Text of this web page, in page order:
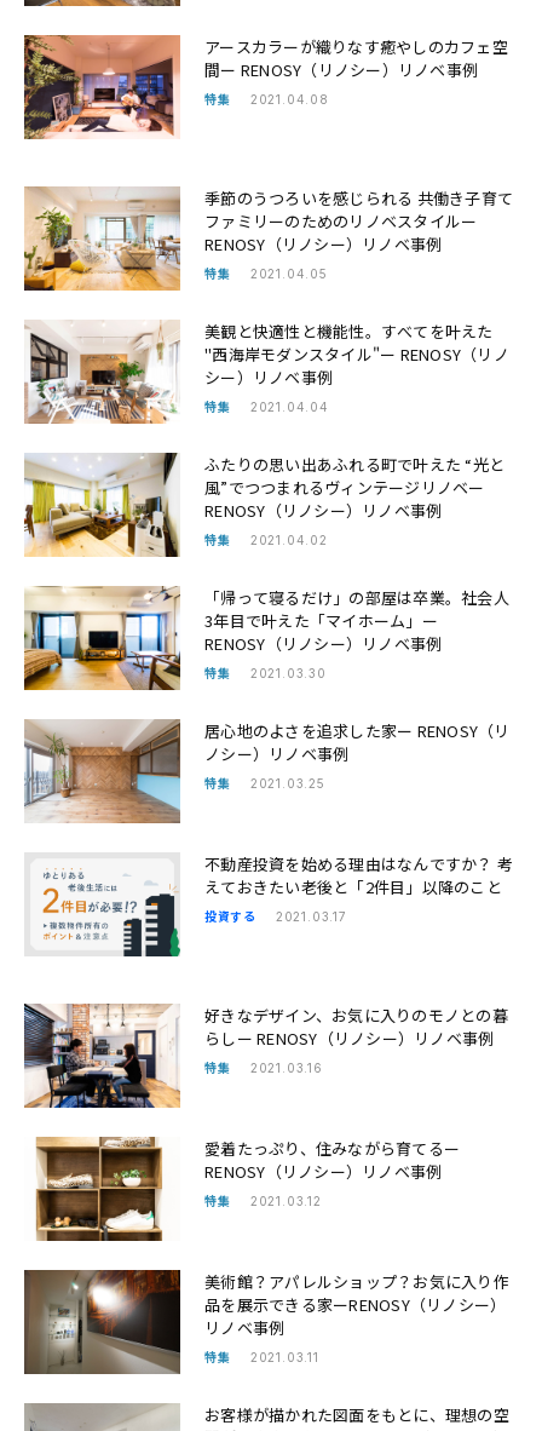
アースカラーが織りなす癒やしのカフェ空
間ー RENOSY（リノシー）リノベ事例
特集 2021.04.08
季節のうつろいを感じられる 共働き子育て
ファミリーのためのリノベスタイルー
RENOSY（リノシー）リノベ事例
特集 2021.04.05
美観と快適性と機能性。すべてを叶えた
"西海岸モダンスタイル"ー RENOSY（リノ
シー）リノベ事例
特集 2021.04.04
ふたりの思い出あふれる町で叶えた “光と
風”でつつまれるヴィンテージリノベー
RENOSY（リノシー）リノベ事例
特集 2021.04.02
「帰って寝るだけ」の部屋は卒業。社会人
3年目で叶えた「マイホーム」ー
RENOSY（リノシー）リノベ事例
特集 2021.03.30
居心地のよさを追求した家ー RENOSY（リ
ノシー）リノベ事例
特集 2021.03.25
不動産投資を始める理由はなんですか？ 考
えておきたい老後と「2件目」以降のこと
投資する 2021.03.17
好きなデザイン、お気に入りのモノとの暮
らしー RENOSY（リノシー）リノベ事例
特集 2021.03.16
愛着たっぷり、住みながら育てるー
RENOSY（リノシー）リノベ事例
特集 2021.03.12
美術館？アパレルショップ？お気に入り作
品を展示できる家ーRENOSY（リノシー）
リノベ事例
特集 2021.03.11
お客様が描かれた図面をもとに、理想の空